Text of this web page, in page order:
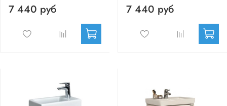
7 440 руб 7 440 руб